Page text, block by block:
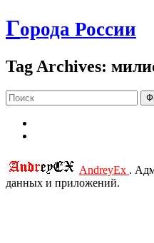
Города России
Tag Archives:
AndreyEx .
данных и приложений.